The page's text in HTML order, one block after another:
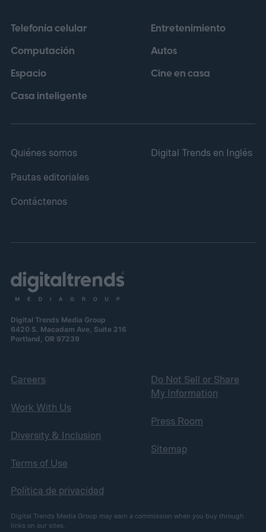
pertenecientes a la familia Microviridae.
Telefonía celular
Computación
Espacio
Casa inteligente
Entretenimiento
Autos
Cine en casa
Quiénes somos
Pautas editoriales
Contáctenos
Digital Trends en Inglés
Digital Trends Media Group
6420 S. Macadam Ave, Suite 216
Portland, OR 97239
Careers
Work With Us
Diversity & Inclusion
Terms of Use
Política de privacidad
Do Not Sell or Share
My Information
Press Room
Sitemap
Digital Trends Media Group may earn a commission when you buy through
links on our sites.